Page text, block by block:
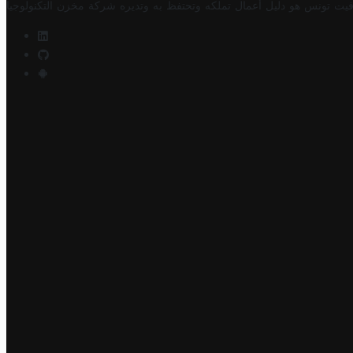
تونس هو دليل أعمال تملكه وتحتفظ به وتديره شركة مخزن التكنولوجيا